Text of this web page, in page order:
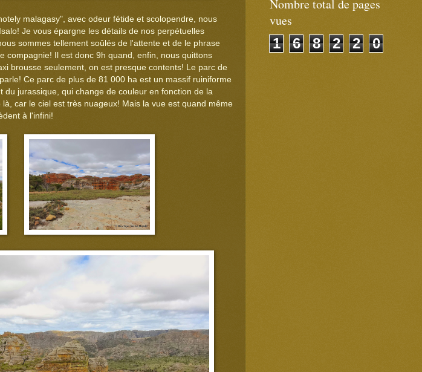
malagasy", avec odeur fétide et scolopendre, nous
Je vous épargne les détails de nos perpétuelles
sommes tellement soûlés de l'attente et de le phrase
compagnie! Il est donc 9h quand, enfin, nous quittons
brousse seulement, on est presque contents! Le parc de
Ce parc de plus de 81 000 ha est un massif ruiniforme
jurassique, qui change de couleur en fonction de la
car le ciel est très nuageux! Mais la vue est quand même
à l'infini!
Nombre total de pages
vues
1
6 8 2 2 0